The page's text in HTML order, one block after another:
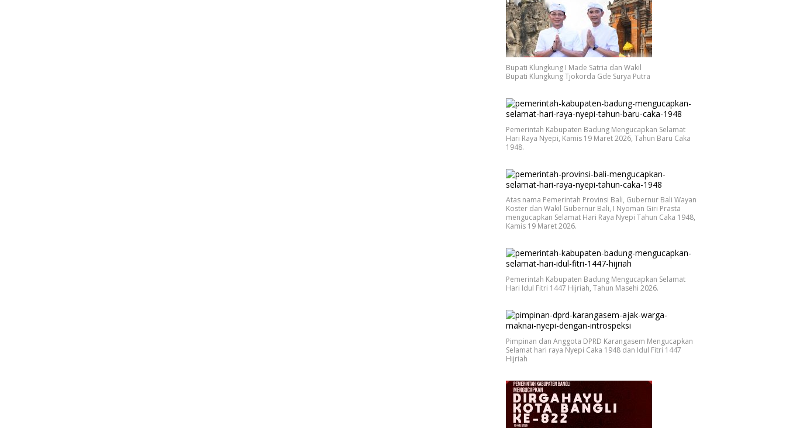
Bupati Klungkung I Made Satria dan Wakil
Bupati Klungkung Tjokorda Gde Surya Putra
Pemerintah Kabupaten Badung Mengucapkan Selamat
Hari Raya Nyepi, Kamis 19 Maret 2026, Tahun Baru Caka
1948.
Atas nama Pemerintah Provinsi Bali, Gubernur Bali Wayan
Koster dan Wakil Gubernur Bali, I Nyoman Giri Prasta
mengucapkan Selamat Hari Raya Nyepi Tahun Caka 1948,
Kamis 19 Maret 2026.
Pemerintah Kabupaten Badung Mengucapkan Selamat
Hari Idul Fitri 1447 Hijriah, Tahun Masehi 2026.
Pimpinan dan Anggota DPRD Karangasem Mengucapkan
Selamat hari raya Nyepi Caka 1948 dan Idul Fitri 1447
Hijriah